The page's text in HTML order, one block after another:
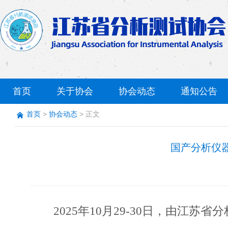
首页 关于协会 协会动态 通知公告
首页 协会动态 正文
国产分析仪
2025年10 月 29-30 日，由江苏省